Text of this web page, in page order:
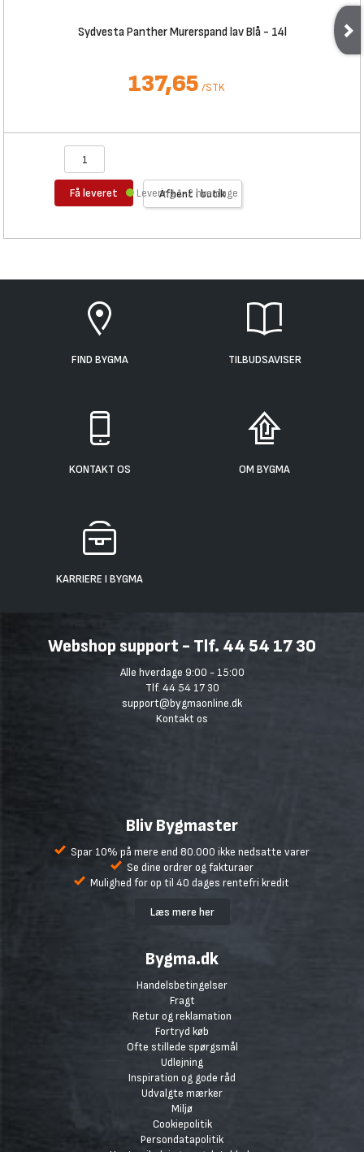
Sydvesta Panther Murerspand lav Blå - 14l
137,65 /STK
Få leveret Afhent i butik
Levering 1-2 hverdage
FIND BYGMA TILBUDSAVISER
KONTAKT OS OM BYGMA
KARRIERE I BYGMA
Webshop support - Tlf. 44 54 17 30
Alle hverdage 9:00 - 15:00
Tlf. 44 54 17 30
support@bygmaonline.dk
Kontakt os
Bliv Bygmaster
Spar 10% på mere end 80.000 ikke nedsatte varer
Se dine ordrer og fakturaer
Mulighed for op til 40 dages rentefri kredit
Læs mere her
Bygma.dk
Handelsbetingelser
Fragt
Retur og reklamation
Fortryd køb
Ofte stillede spørgsmål
Udlejning
Inspiration og gode råd
Udvalgte mærker
Miljø
Cookiepolitik
Persondatapolitik